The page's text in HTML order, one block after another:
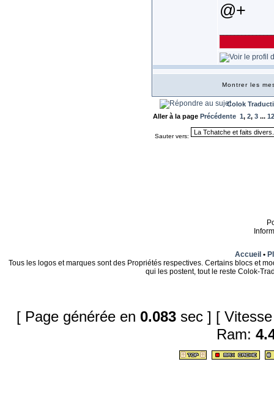
@+
Montrer les
Colok
Aller à la page Précédente 1, 2, 3 ...
Sauter vers:
Accueil •
Tous les logos et marques sont des Propriétés respectives. Certains blocs et
qui les postent, tout le reste Colok-
[ Page générée en 0.083sec ] [
Ram: